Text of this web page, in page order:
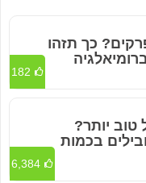
כך תזהו
182
טוב יותר?
בכמות
6,384